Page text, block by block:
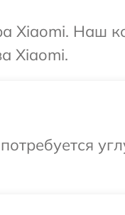
Xiaomi. Наш
Xiaomi.